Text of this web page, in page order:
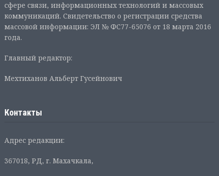
сфере связи, информационных технологий и массовых
коммуникаций. Свидетельство о регистрации средства
массовой информации: ЭЛ № ФС77-65076 от 18 марта 2016
года.
Главный редактор:
Мехтиханов Альберт Гусейнович
Контакты
Адрес редакции:
367018, РД, г. Махачкала,